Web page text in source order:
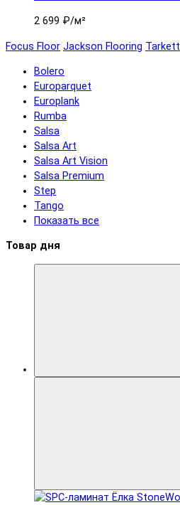
2 699 ₽/м²
Focus Floor Jackson Flooring Tarkett
Bolero
Europarquet
Europlank
Rumba
Salsa
Salsa Art
Salsa Art Vision
Salsa Premium
Step
Tango
Показать все
Товар дня